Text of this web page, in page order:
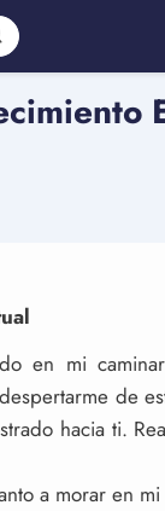
en mi
de
hacia ti.
a morar en